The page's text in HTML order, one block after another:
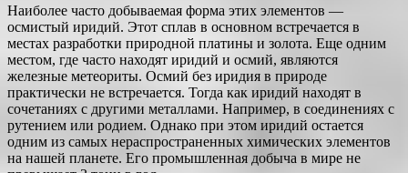
Наиболее часто добываемая форма этих элементов —
осмистый иридий. Этот сплав в основном встречается в
местах разработки природной платины и золота. Еще одним
местом, где часто находят иридий и осмий, являются
железные метеориты. Осмий без иридия в природе
практически не встречается. Тогда как иридий находят в
сочетаниях с другими металлами. Например, в соединениях с
рутением или родием. Однако при этом иридий остается
одним из самых нераспространенных химических элементов
на нашей планете. Его промышленная добыча в мире не